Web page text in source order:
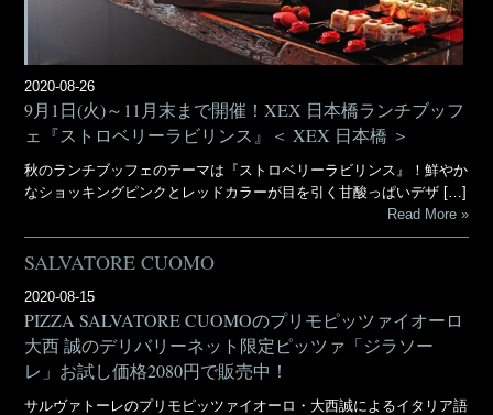
2020-08-26
9月1日(火)～11月末まで開催！XEX 日本橋ランチブッフ
ェ『ストロベリーラビリンス』＜ XEX 日本橋 ＞
秋のランチブッフェのテーマは『ストロベリーラビリンス』！鮮やか
なショッキングピンクとレッドカラーが目を引く甘酸っぱいデザ […]
Read More
SALVATORE CUOMO
2020-08-15
PIZZA SALVATORE CUOMOのプリモピッツァイオーロ
大西 誠のデリバリーネット限定ピッツァ「ジラソー
レ」お試し価格2080円で販売中！
サルヴァトーレのプリモピッツァイオーロ・大西誠によるイタリア語